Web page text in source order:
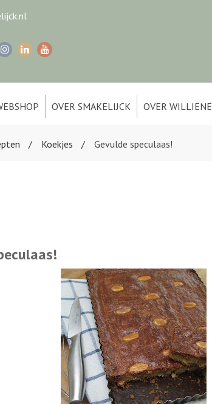
OVER SMAKELIJCK OVER WILLIENE
Koekjes Gevulde speculaas!